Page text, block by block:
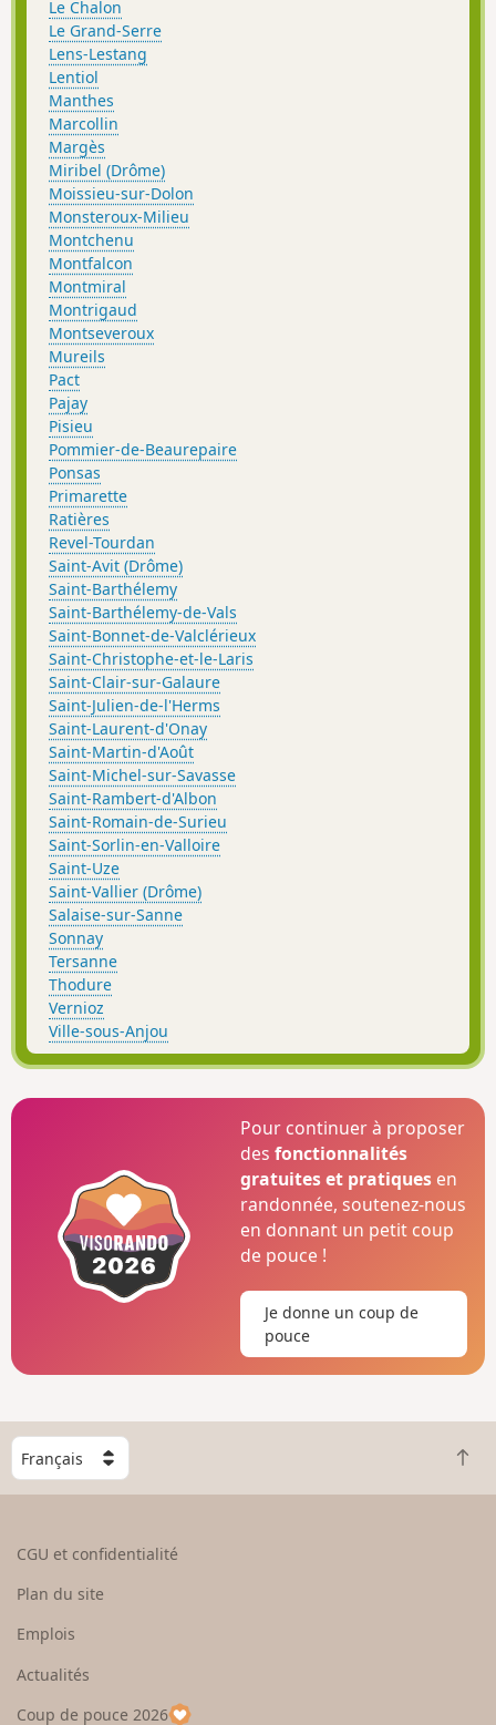
Le Chalon
Le Grand-Serre
Lens-Lestang
Lentiol
Manthes
Marcollin
Margès
Miribel (Drôme)
Moissieu-sur-Dolon
Monsteroux-Milieu
Montchenu
Montfalcon
Montmiral
Montrigaud
Montseveroux
Mureils
Pact
Pajay
Pisieu
Pommier-de-Beaurepaire
Ponsas
Primarette
Ratières
Revel-Tourdan
Saint-Avit (Drôme)
Saint-Barthélemy
Saint-Barthélemy-de-Vals
Saint-Bonnet-de-Valclérieux
Saint-Christophe-et-le-Laris
Saint-Clair-sur-Galaure
Saint-Julien-de-l'Herms
Saint-Laurent-d'Onay
Saint-Martin-d'Août
Saint-Michel-sur-Savasse
Saint-Rambert-d'Albon
Saint-Romain-de-Surieu
Saint-Sorlin-en-Valloire
Saint-Uze
Saint-Vallier (Drôme)
Salaise-sur-Sanne
Sonnay
Tersanne
Thodure
Vernioz
Ville-sous-Anjou
Pour continuer à proposer
desfonctionnalités
gratuites et pratiques en
randonnée, soutenez-nous
en donnant un petit coup
de pouce !
Je donne un coup de
pouce
C
h
o
e
u
R
e
CGU et confidentialité
Plan du site
Emplois
Actualités
Coup de pouce 2026